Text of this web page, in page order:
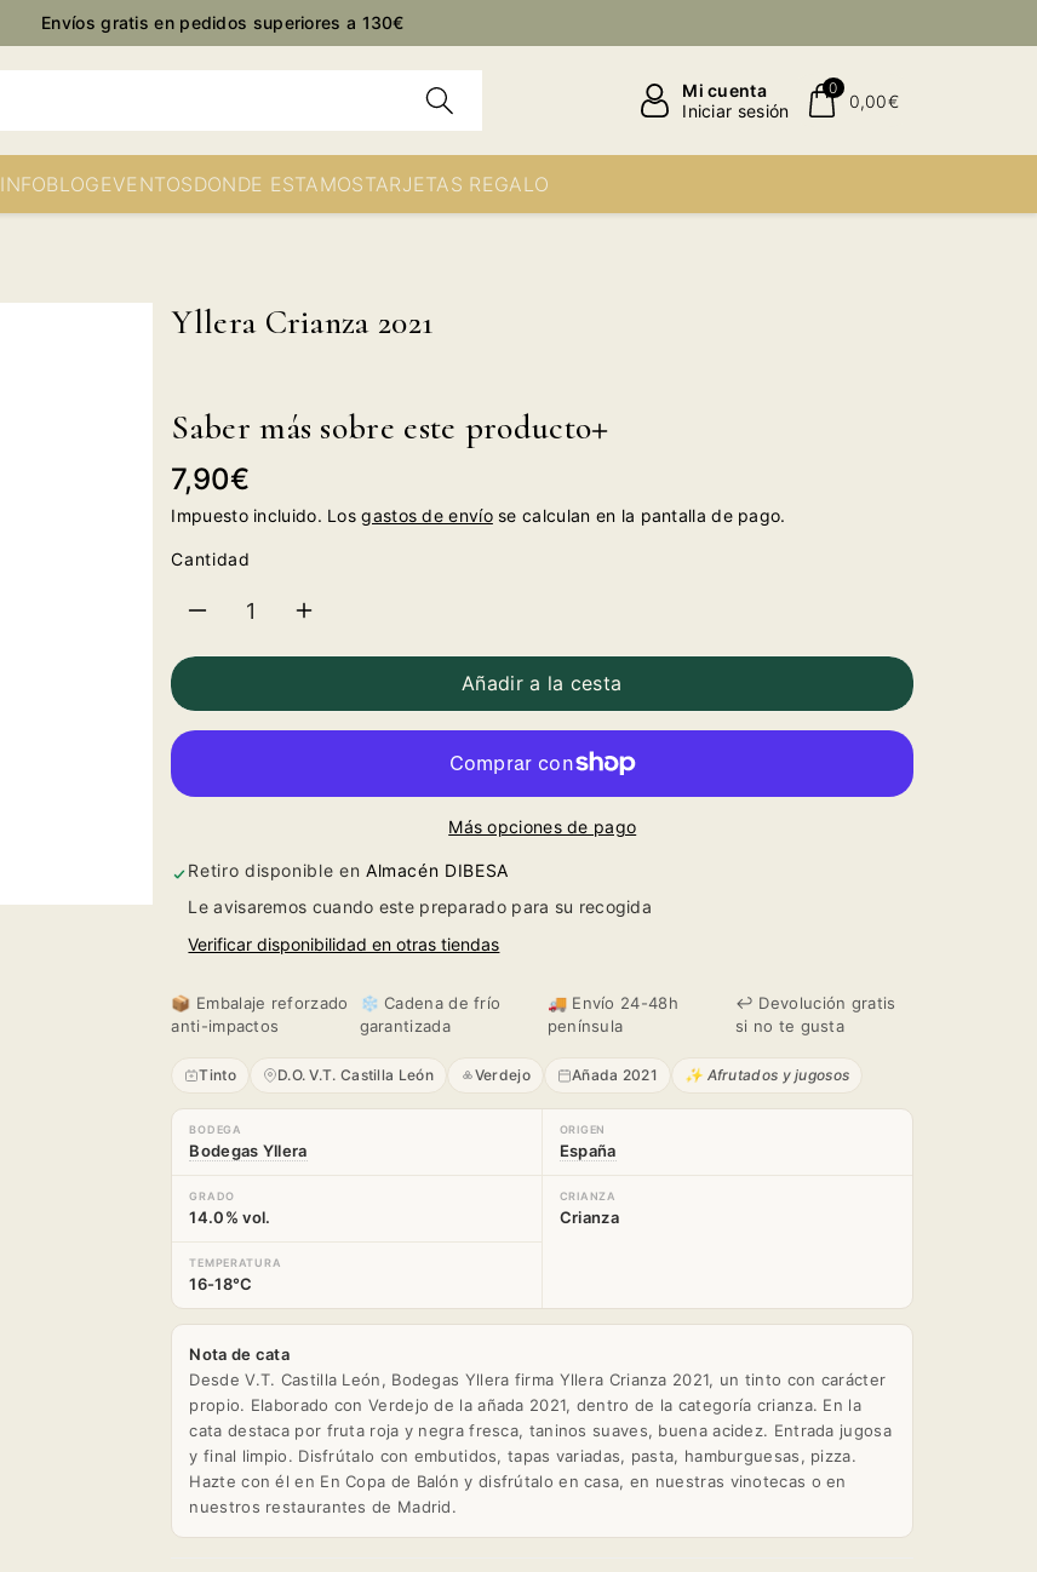
Envíos gratis en pedidos superiores a 130€
Mi cuenta
Iniciar sesión
0
0,00€
INFOBLOGEVENTOSDONDE ESTAMOSTARJETAS REGALO
Yllera Crianza 2021
Saber más sobre este producto
Precio
habitual
7,90€
Impuesto incluido. Losgastos de envíose calculan en la pantalla de pago.
Cantidad
para
Yllera
2021
para
Yllera
2021
Añadir a la cesta
Más opciones de pago
Retiro disponible en Almacén DIBESA
Le avisaremos cuando este preparado para su recogida
Verificar disponibilidad en otras tiendas
📦 Embalaje reforzado
anti-impactos
❄️ Cadena de frío
garantizada
🚚 Envío 24-48h
península
↩️ Devolución gratis
si no te gusta
Tinto D.O. V.T. Castilla León Verdejo Añada 2021 ✨ Afrutados y jugosos
BODEGA
Bodegas Yllera
ORIGEN
España
GRADO
14.0% vol.
CRIANZA
Crianza
TEMPERATURA
16-18°C
Nota de cata
Desde V.T. Castilla León, Bodegas Yllera firma Yllera Crianza 2021, un tinto con carácter
propio. Elaborado con Verdejo de la añada 2021, dentro de la categoría crianza. En la
cata destaca por fruta roja y negra fresca, taninos suaves, buena acidez. Entrada jugosa
y final limpio. Disfrútalo con embutidos, tapas variadas, pasta, hamburguesas, pizza.
Hazte con él en En Copa de Balón y disfrútalo en casa, en nuestras vinotecas o en
nuestros restaurantes de Madrid.